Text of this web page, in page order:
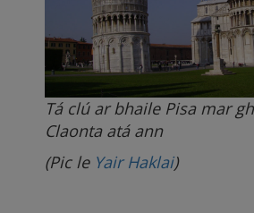
Tá clú ar bhaile Pisa mar
Claonta atá ann
(Pic le Yair Haklai)